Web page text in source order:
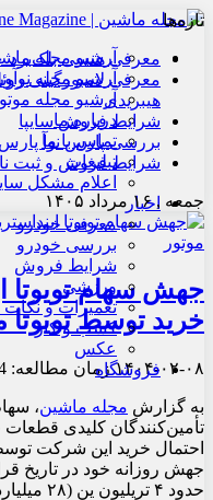
آرشیو مجله
آرشیو مجله
آرشیو مجله
درباره ما
تماس با ما
تبلیغات
اعلام مشکل
اخبار
معرفی خودرو
بررسی خودرو
شرایط فروش
ورزشی
تعمیرات و
کسب و کار
عکس
فروشگاه
تازه‌ها
معرفی هنسی بلک‌برد ۲۰۳۰: بازگشت دنیای آنالوگ
هیبریدی
شرایط فروش سایپا
بررسی پارس نوآ
شرایط فروش و ثبت
جمعه , ۱۶ مرداد ۱۴۰۵
جهش سهام تویوتا
خرید توسط تویوتا
۱۴۰۴-۰۲-۰۸زمان مطالعه: 4 دقیقه
به گزارش مجله ماشین،
تأمین‌کنندگان کلیدی قطعات
احتمال خرید این شرکت توسط
جهش روزانه خود در تاریخ
حدود ۴ تریلیون ین (۲۸ میلیارد دلار) برآورد شده است.